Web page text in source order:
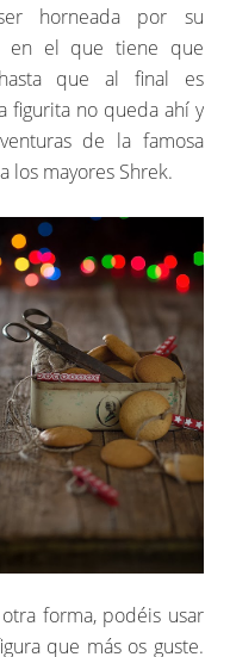
horneada por su
en el que tiene que
que al final es
figurita no queda ahí y
de la famosa
los mayores Shrek.
forma, podéis usar
que más os guste.